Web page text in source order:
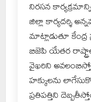
నిరసన
జిల్లా కార్యదర్శి
మాట్లాడుతూ కేంద్ర
బిజెపి యేతర
వైఖరిని
హక్కులను
ప్రతిపత్తిని